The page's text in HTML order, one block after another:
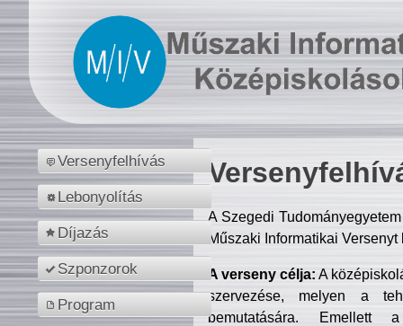
Versenyfelhívás
Lebonyolítás
Díjazás
Szponzorok
Program
A Szegedi
Műszaki Informatikai
A verseny célja: A
szervezése, melyen a
bemutatására. Emellett